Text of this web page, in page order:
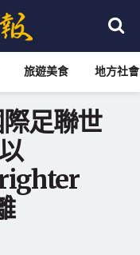
旅遊美食 地方社會
足聯世